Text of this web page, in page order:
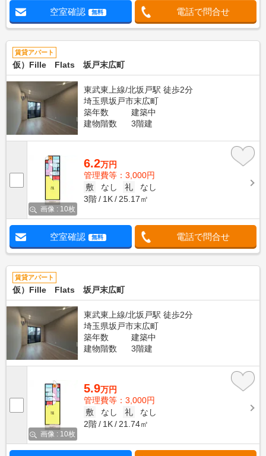
空室確認 無料 電話で問合せ
賃貸アパート
仮）Fille Flats 坂戸末広町
東武東上線/北坂戸駅 徒歩2分
埼玉県坂戸市末広町
築年数
建築中
建物階数
3階建
画像 : 10枚
6.2万円
管理費等：3,000円
敷
なし 礼
なし
3階
1K 25.17㎡
空室確認 無料 電話で問合せ
賃貸アパート
仮）Fille Flats 坂戸末広町
東武東上線/北坂戸駅 徒歩2分
埼玉県坂戸市末広町
築年数
建築中
建物階数
3階建
画像 : 10枚
5.9万円
管理費等：3,000円
敷
なし 礼
なし
2階
1K 21.74㎡